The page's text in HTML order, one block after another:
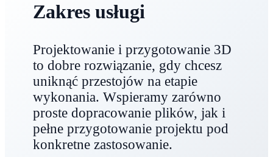
Zakres usługi
Projektowanie i przygotowanie 3D
to dobre rozwiązanie, gdy chcesz
uniknąć przestojów na etapie
wykonania. Wspieramy zarówno
proste dopracowanie plików, jak i
pełne przygotowanie projektu pod
konkretne zastosowanie.